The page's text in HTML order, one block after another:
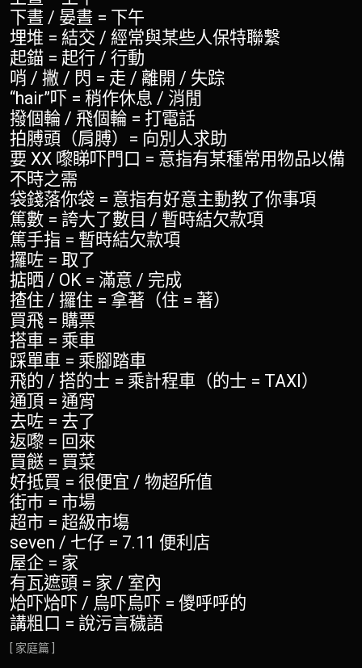
下晝 / 晏晝 = 下午
埋堆 = 結交 / 經常與某些人保特聯繫
起錨 = 起行 / 行動
哨 / 撇 / 閃 = 走 / 離開 / 失踪
“hair”吓 = 稍作休息 / 消閒
撥個輪 / 飛個輪 = 打電話
拍膊頭（肩膊）= 向別人求助
要 XX 嚟睇吓門口 = 意指有某種常用物品以備
不時之需
袋錢落你袋 = 意指有好意主動教了你事項
篤數 = 誇大了數目 / 暫時結欠款項
篤手指 = 暫時結欠款項
攞咗 = 取了
掂晒 / OK = 滿意 / 完成
揸住 / 攞住 = 拿著（住 = 著）
買飛 = 購票
搭車 = 乘車
踩單車 = 乘腳踏車
飛的 / 搭的士 = 乘計程車（的士 = TAXI）
通頂 = 通宵
去咗 = 去了
返嚟 = 回來
買餸 = 買菜
好抵買 = 很便宜 / 物超所值
街巿 = 市場
超市 = 超級市塲
seven / 七仔 = 7.11 便利店
屋企 = 家
有瓦遮頭 = 家 / 室內
烚吓烚吓 / 烏吓烏吓 = 儍呼呼的
講粗口 = 說污言穢語
[ 家庭篇 ]